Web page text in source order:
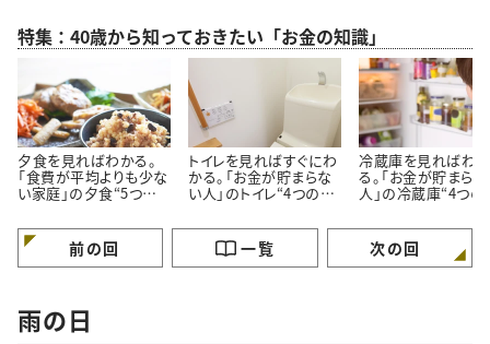
特集：40歳から知っておきたい「お金の知識」
夕食を見ればわかる。
「食費が平均よりも少な
い家庭」の夕食“5つの
トイレを見ればすぐにわ
かる。「お金が貯まらな
い人」のトイレ“4つの特
冷蔵庫を見ればわか
る。「お金が貯まら
人」の冷蔵庫“4つの
前の回 一覧 次の回
雨の日